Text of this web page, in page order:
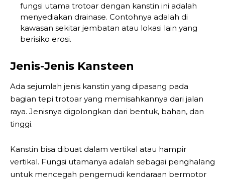
fungsi utama trotoar dengan kanstin ini adalah
menyediakan drainase. Contohnya adalah di
kawasan sekitar jembatan atau lokasi lain yang
berisiko erosi.
Jenis-Jenis Kansteen
Ada sejumlah jenis kanstin yang dipasang pada
bagian tepi trotoar yang memisahkannya dari jalan
raya. Jenisnya digolongkan dari bentuk, bahan, dan
tinggi.
Kanstin bisa dibuat dalam vertikal atau hampir
vertikal. Fungsi utamanya adalah sebagai penghalang
untuk mencegah pengemudi kendaraan bermotor